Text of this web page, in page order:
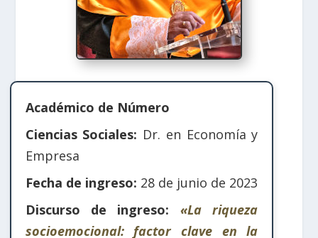
Académico de Número
Ciencias Sociales: Dr. en Economía y
Empresa
Fecha de ingreso: 28 de junio de 2023
Discurso de ingreso: «La riqueza
socioemocional: factor clave en la